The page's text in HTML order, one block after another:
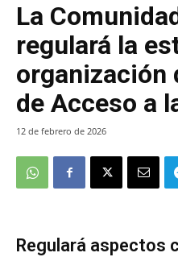
La
regulará la
organización
de Acceso a
12 de febrero de 2026
Regulará aspectos